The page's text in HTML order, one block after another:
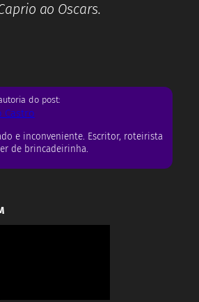
ao Oscars.
do post:
Castro
e inconveniente. Escritor, roteirista
de brincadeirinha.